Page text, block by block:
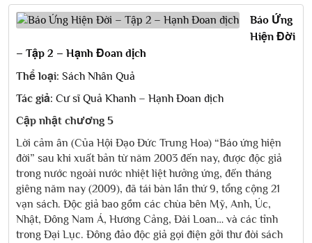
Báo Ứng
Hiện Đời
– Tập 2 – Hạnh Đoan dịch
Thể loại: Sách Nhân Quả
Tác giả: Cư sĩ Quả Khanh – Hạnh Đoan dịch
Cập nhật chương 5
Lời cảm ân (Của Hội Đạo Đức Trung Hoa) “Báo ứng hiện
đời” sau khi xuất bản từ năm 2003 đến nay, được độc giả
trong nước ngoài nước nhiệt liệt hưởng ứng, đến tháng
giêng năm nay (2009), đã tái bàn lần thứ 9, tổng cộng 21
vạn sách. Độc giả bao gồm các chùa bên Mỹ, Anh, Úc,
Nhật, Đông Nam Á, Hương Cảng, Đài Loan… và các tỉnh
trong Đại Lục. Đông đảo độc giả gọi điện gởi thư đòi sách